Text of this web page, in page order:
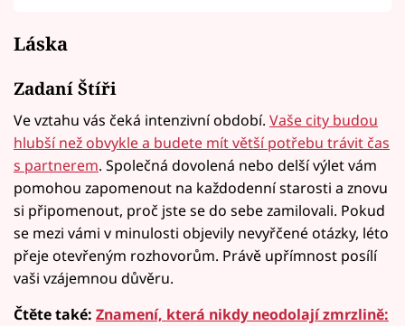
Láska
Zadaní Štíři
Ve vztahu vás čeká intenzivní období. Vaše city budou
hlubší než obvykle a budete mít větší potřebu trávit čas
s partnerem. Společná dovolená nebo delší výlet vám
pomohou zapomenout na každodenní starosti a znovu
si připomenout, proč jste se do sebe zamilovali. Pokud
se mezi vámi v minulosti objevily nevyřčené otázky, léto
přeje otevřeným rozhovorům. Právě upřímnost posílí
vaši vzájemnou důvěru.
Čtěte také: Znamení, která nikdy neodolají zmrzlině: